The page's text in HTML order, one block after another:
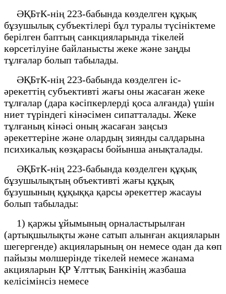
ӘҚБтК-нің 223-бабында көзделген құқық
бұзушылық субъектілері бұл туралы түсініктеме
берілген баптың санкцияларында тікелей
көрсетілуіне байланысты жеке және заңды
тұлғалар болып табылады.
ӘҚБтК-нің 223-бабында көзделген іс-
әрекеттің субъективті жағы оны жасаған жеке
тұлғалар (дара кәсіпкерлерді қоса алғанда) үшін
ниет түріндегі кінәсімен сипатталады. Жеке
тұлғаның кінәсі оның жасаған заңсыз
әрекеттеріне және олардың зиянды салдарына
психикалық көзқарасы бойынша анықталады.
ӘҚБтК-нің 223-бабында көзделген құқық
бұзушылықтың объективті жағы құқық
бұзушының құқыққа қарсы әрекеттер жасауы
болып табылады:
1) қаржы ұйымының орналастырылған
(артықшылықты және сатып алынған акцияларын
шегергенде) акцияларының он немесе одан да көп
пайызы мөлшерінде тікелей немесе жанама
акцияларын ҚР Ұлттық Банкінің жазбаша
келісімінсіз немесе